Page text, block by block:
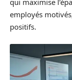
employés
positifs.